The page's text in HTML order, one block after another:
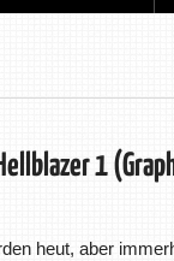
1
heut, aber